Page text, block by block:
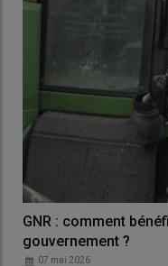
GNR : comment
gouvernement ?
07 mai 2026